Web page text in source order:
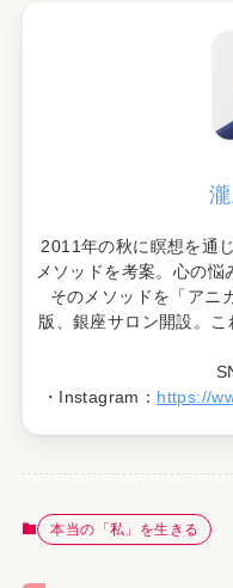
2011年の秋に瞑想を通
メソッドを考案。心の悩
そのメソッドを「アニ
版、銀座サロン開設。
・Instagram： https://
本当の「私」を生きる